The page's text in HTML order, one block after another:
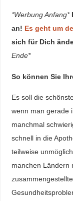
*Werbung Anfang*
an! Es geht um
sich für Dich
Ende*
So können Sie
Es soll die
wenn man gerade
manchmal
schnell in die
teilweise
manchen Ländern